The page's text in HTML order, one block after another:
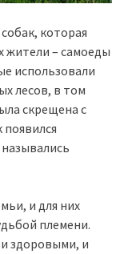
которая
жители – самоеды
использовали
лесов, в том
скрещена с
и для них
племени.
здоровыми, и